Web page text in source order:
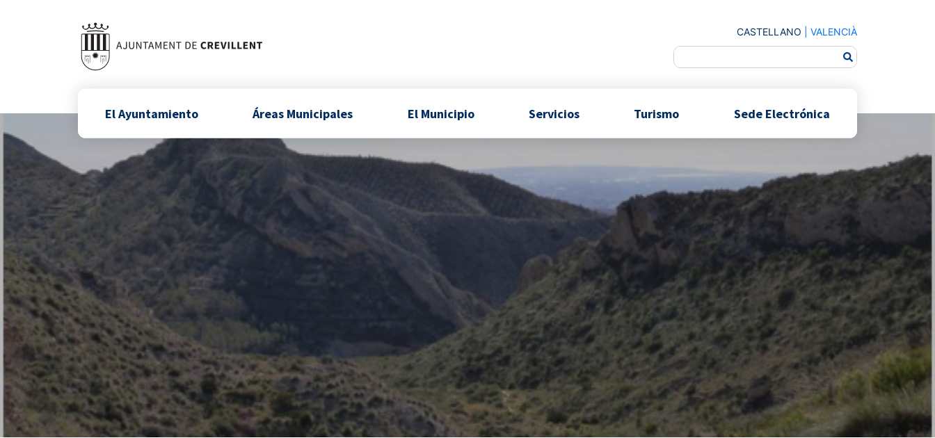
CASTELLANO VALENCIÀ
El Ayuntamiento Áreas Municipales El Municipio Servicios Turismo Sede Electrónica